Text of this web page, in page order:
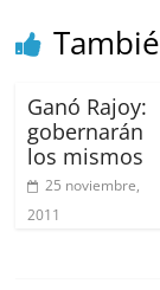
Ganó Rajoy:
gobernarán
los mismos
25 noviembre,
2011